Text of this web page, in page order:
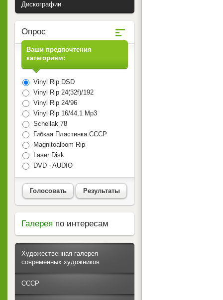
Дискографии
Опрос
Ваши предпочтения
категориям:
Vinyl Rip DSD
Vinyl Rip 24(32f)/192
Vinyl Rip 24/96
Vinyl Rip 16/44,1 Mp3
Schellak 78
Гибкая Пластинка СССР
Magnitoalbom Rip
Laser Disk
DVD - AUDIO
Голосовать Результаты
Галерея по интересам
Художественная галерея
современных художников
СССР